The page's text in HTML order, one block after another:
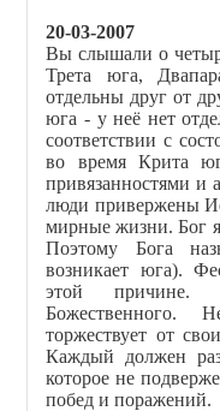
20-03-2007
Вы слышали о
Трета юга,
отдельны друг от
юга - у неё нет
соответствии с
во время Крита
привязанностями
люди привержены
мирные жизни. Бог
Поэтому Бога
возникает юга).
этой причине.
Божественного.
торжествует от
Каждый должен
которое не
побед и поражений.